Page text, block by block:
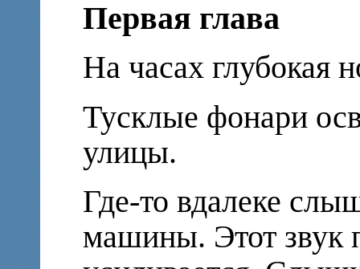
Первая глава
На часах глубокая
Тусклые фонари
улицы.
Где-то вдалеке
машины. Этот звук